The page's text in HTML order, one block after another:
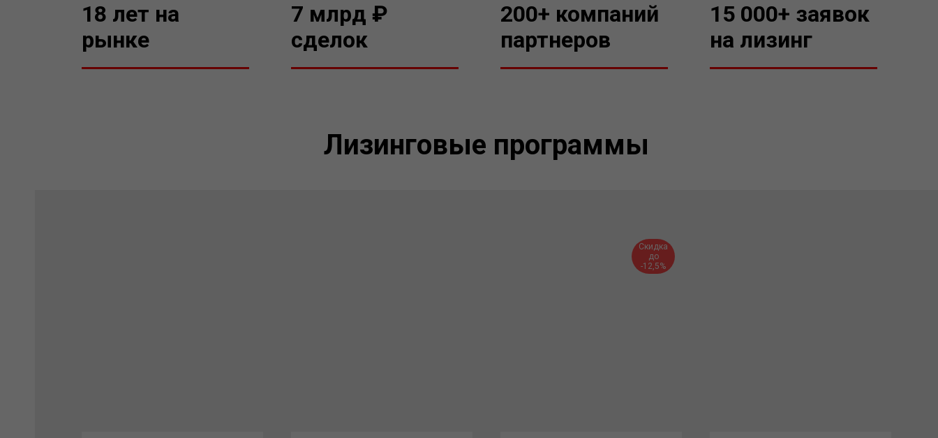
18 лет на
рынке
7 млрд ₽
сделок
200+ компаний
партнеров
15 000+ заявок
на лизинг
Лизинговые программы
Скидка
до
-12,5%